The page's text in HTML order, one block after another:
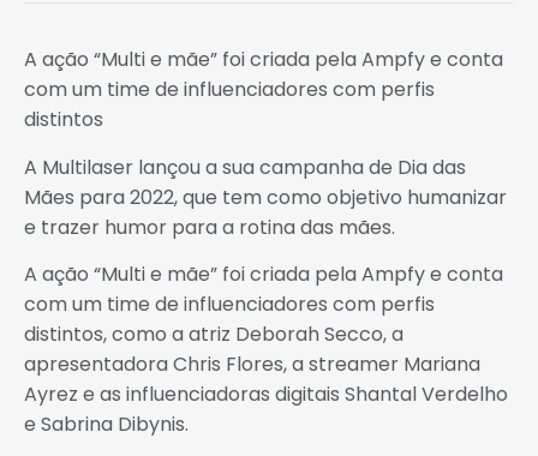
A ação “Multi e mãe” foi criada pela Ampfy e conta
com um time de influenciadores com perfis
distintos
A Multilaser lançou a sua campanha de Dia das
Mães para 2022, que tem como objetivo humanizar
e trazer humor para a rotina das mães.
A ação “Multi e mãe” foi criada pela Ampfy e conta
com um time de influenciadores com perfis
distintos, como a atriz Deborah Secco, a
apresentadora Chris Flores, a streamer Mariana
Ayrez e as influenciadoras digitais Shantal Verdelho
e Sabrina Dibynis.